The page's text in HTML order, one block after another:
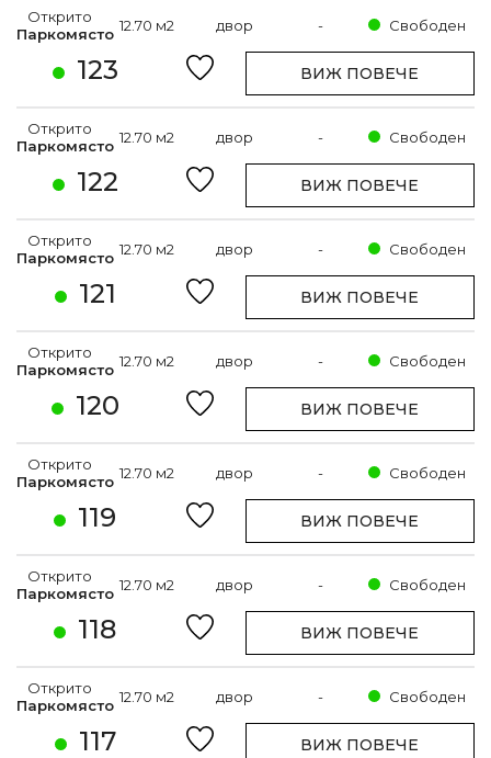
123
Открито
Паркомясто 12.70 м2 двор - Свободен
ВИЖ ПОВЕЧЕ
122
Открито
Паркомясто 12.70 м2 двор - Свободен
ВИЖ ПОВЕЧЕ
121
Открито
Паркомясто 12.70 м2 двор - Свободен
ВИЖ ПОВЕЧЕ
120
Открито
Паркомясто 12.70 м2 двор - Свободен
ВИЖ ПОВЕЧЕ
119
Открито
Паркомясто 12.70 м2 двор - Свободен
ВИЖ ПОВЕЧЕ
118
Открито
Паркомясто 12.70 м2 двор - Свободен
ВИЖ ПОВЕЧЕ
117
Открито
Паркомясто 12.70 м2 двор - Свободен
ВИЖ ПОВЕЧЕ